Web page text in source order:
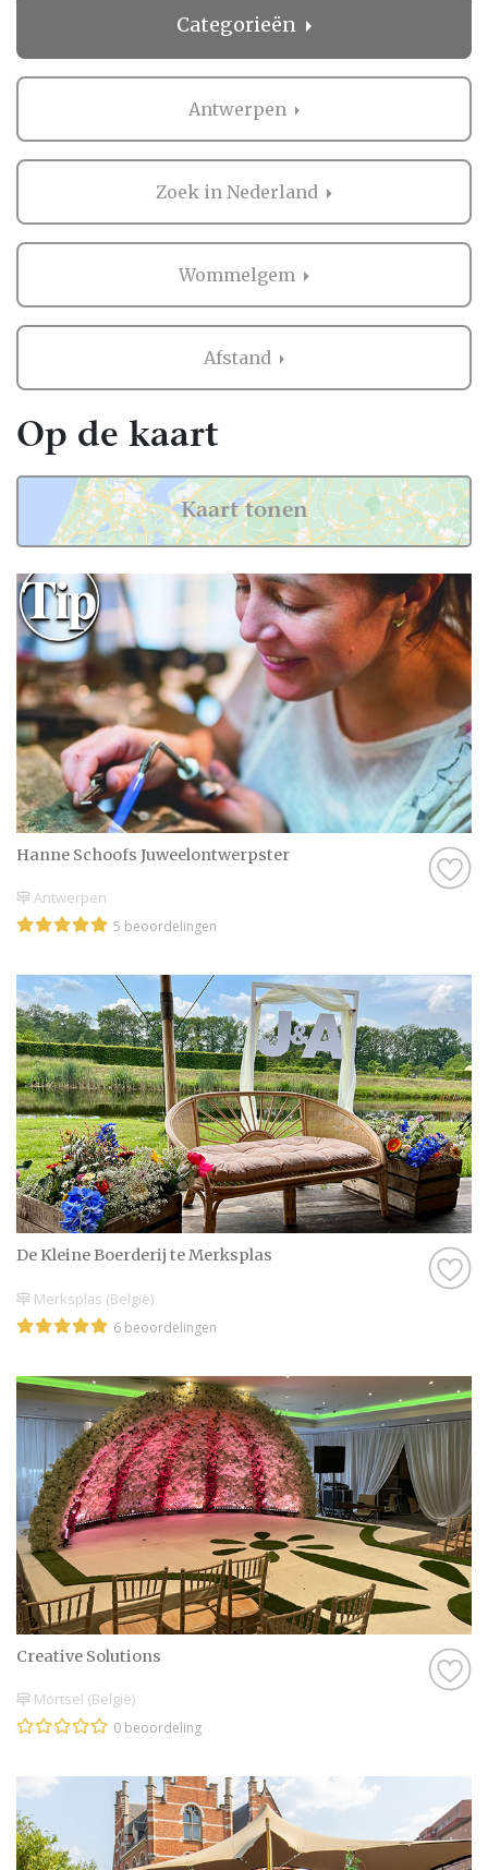
Categorieën
Antwerpen
Zoek in Nederland
Wommelgem
Afstand
Hanne Schoofs Juweelontwerpster
Antwerpen
5 beoordelingen
De Kleine Boerderij te Merksplas
Merksplas (België)
6 beoordelingen
Creative Solutions
Mortsel (België)
0 beoordeling
Op de kaart
Kaart tonen